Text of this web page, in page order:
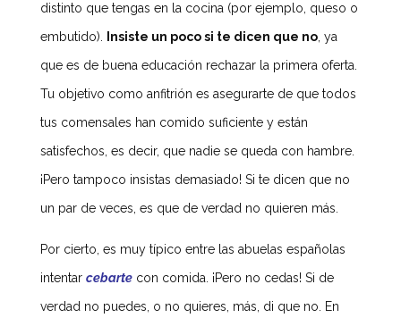
distinto que tengas en la cocina (por ejemplo, queso o
embutido).
Insiste un poco si te dicen que no, ya
que es de buena educación rechazar la primera oferta.
Tu objetivo como anfitrión es asegurarte de que todos
tus comensales han comido suficiente y están
satisfechos, es decir, que nadie se queda con hambre.
¡Pero tampoco insistas demasiado! Si te dicen que no
un par de veces, es que de verdad no quieren más.
Por cierto, es muy típico entre las abuelas españolas
intentar cebartecon comida. ¡Pero no cedas! Si de
verdad no puedes, o no quieres, más, di que no. En